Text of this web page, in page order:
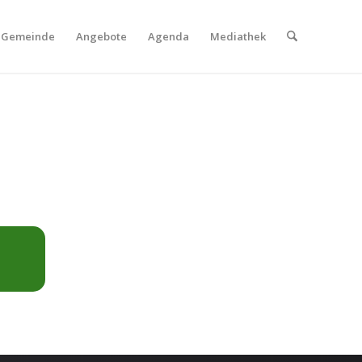
Gemeinde Angebote Agenda Mediathek